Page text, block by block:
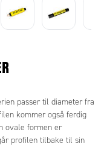
passer til diameter fra
kommer også ferdig
ovale formen er
profilen tilbake til sin